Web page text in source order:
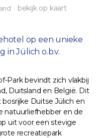
bekijk op kaart
op een unieke
in Jülich o.b.v.
Park bevindt zich vlakbij
Duitsland en België. Dit
Duitse Jülich en
natuurliefhebber en de
uit voor een stevige
recreatiepark